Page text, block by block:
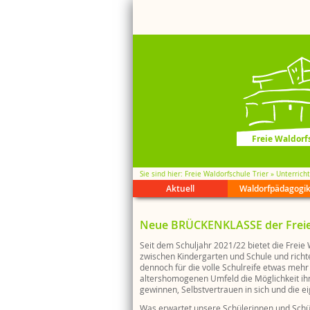
Freie
Sie sind hier Freie Waldorfschule Trier Unterricht
Aktuell Waldorfpädagogik
Schul-
21
Praktika
Feste +
Wollkreis
Literatur
Neue BRÜCKENKLASSE der
Seit dem Schuljahr 2021/22 bietet die
zwischen Kindergarten und Schule und
dennoch für die volle Schulreife etwas
altershomogenen Umfeld die Möglichkeit
gewinnen, Selbstvertrauen in sich und die